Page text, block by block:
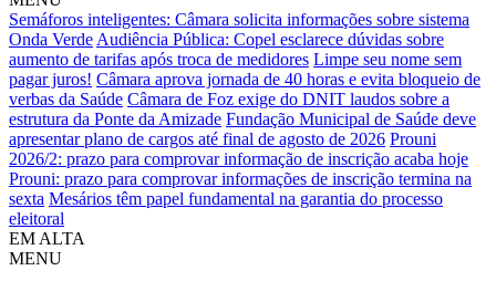
Semáforos inteligentes: Câmara solicita informações sobre sistema
Onda Verde Audiência Pública: Copel esclarece dúvidas sobre
aumento de tarifas após troca de medidores Limpe seu nome sem
pagar juros! Câmara aprova jornada de 40 horas e evita bloqueio de
verbas da Saúde Câmara de Foz exige do DNIT laudos sobre a
estrutura da Ponte da Amizade Fundação Municipal de Saúde deve
apresentar plano de cargos até final de agosto de 2026 Prouni
2026/2: prazo para comprovar informação de inscrição acaba hoje
Prouni: prazo para comprovar informações de inscrição termina na
sexta Mesários têm papel fundamental na garantia do processo
eleitoral
EM ALTA
MENU